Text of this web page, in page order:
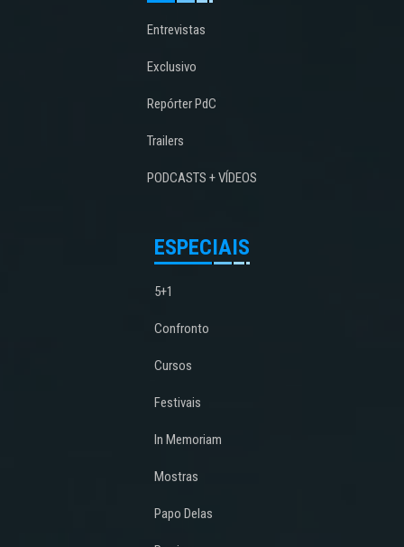
Entrevistas
Exclusivo
Repórter PdC
Trailers
PODCASTS + VÍDEOS
ESPECIAIS
5+1
Confronto
Cursos
Festivais
In Memoriam
Mostras
Papo Delas